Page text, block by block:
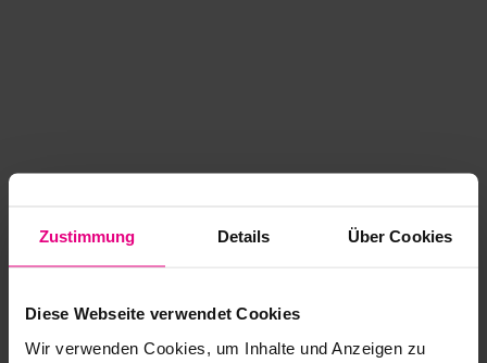
Zustimmung Details Über Cookies
Diese Webseite verwendet Cookies
Wir verwenden Cookies, um Inhalte und Anzeigen zu